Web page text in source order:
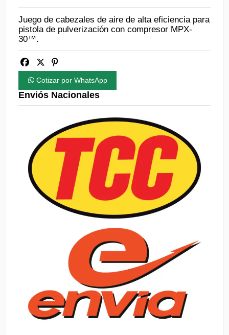
Juego de cabezales de aire de alta eficiencia para
pistola de pulverización con compresor MPX-
30™.
Cotizar por WhatsApp
Enviós Nacionales